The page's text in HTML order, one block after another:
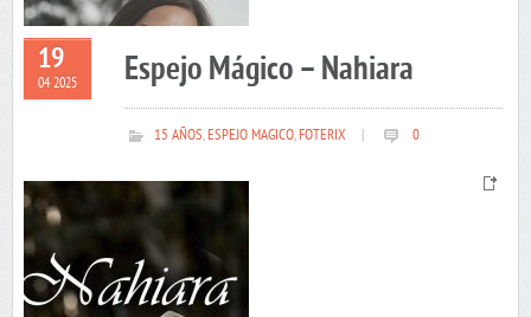
19
04 2025 Espejo Mágico – Nahiara
15 AÑOS,ESPEJO MAGICO,FOTERIX 0